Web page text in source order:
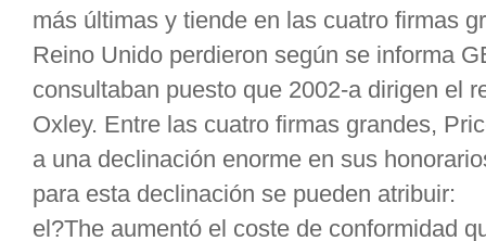
más últimas y tiende en las cuatro firmas
Reino Unido perdieron según se informa
consultaban puesto que 2002-a dirigen el
Oxley. Entre las cuatro firmas grandes,
a una declinación enorme en sus
para esta declinación se pueden atribuir:
el?The aumentó el coste de conformidad